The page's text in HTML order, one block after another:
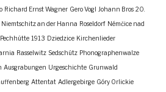
Richard Ernst Wagner Gero Vogl Johann Bros 20.
Niemtschitz an der Hanna Roseldorf Némčice nad
Pechhütte 1913 Dziedzice Kirchenlieder
Rasselwitz Sedschütz Phonographenwalze
Ausgrabungen Urgeschichte Grunwald
Attentat Adlergebirge Góry Orlickie